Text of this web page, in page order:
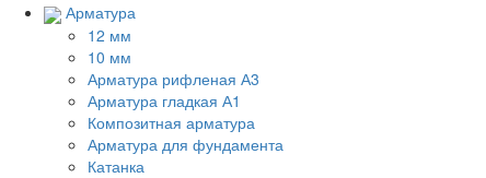
Арматура
12 мм
10 мм
Арматура рифленая А3
Арматура гладкая А1
Композитная арматура
Арматура для фундамента
Катанка